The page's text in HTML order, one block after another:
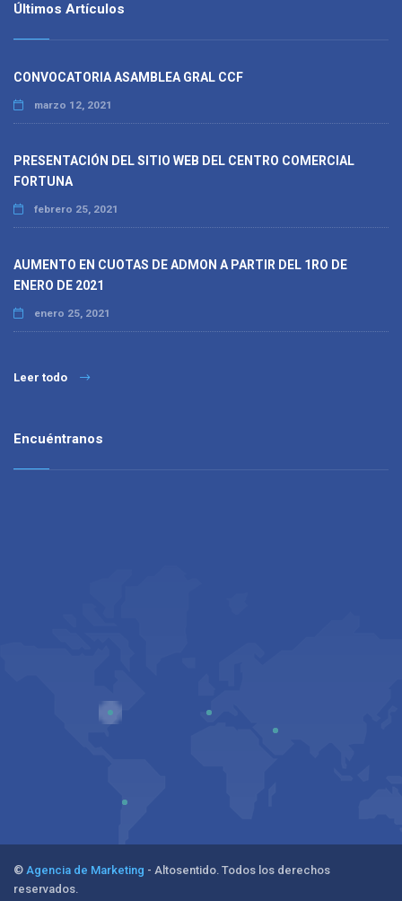
Últimos Artículos
CONVOCATORIA ASAMBLEA GRAL CCF
marzo 12, 2021
PRESENTACIÓN DEL SITIO WEB DEL CENTRO COMERCIAL
FORTUNA
febrero 25, 2021
AUMENTO EN CUOTAS DE ADMON A PARTIR DEL 1RO DE
ENERO DE 2021
enero 25, 2021
Leer todo
Encuéntranos
© Agencia de Marketing - Altosentido. Todos los derechos
reservados.